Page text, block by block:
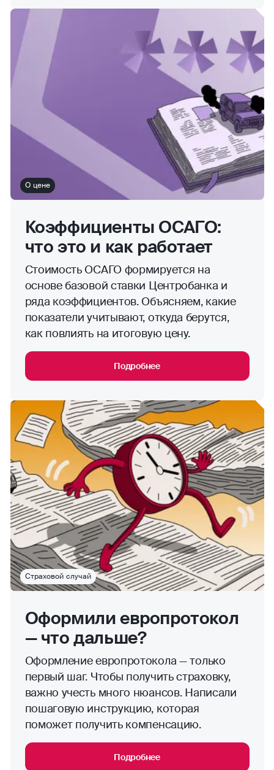
О цене
Коэффициенты ОСАГО:
что это и как работает
Стоимость ОСАГО формируется на
основе базовой ставки Центробанка и
ряда коэффициентов. Объясняем, какие
показатели учитывают, откуда берутся,
как повлиять на итоговую цену.
Подробнее
Страховой случай
Оформили европротокол
— что дальше?
Оформление европротокола — только
первый шаг. Чтобы получить страховку,
важно учесть много нюансов. Написали
пошаговую инструкцию, которая
поможет получить компенсацию.
Подробнее